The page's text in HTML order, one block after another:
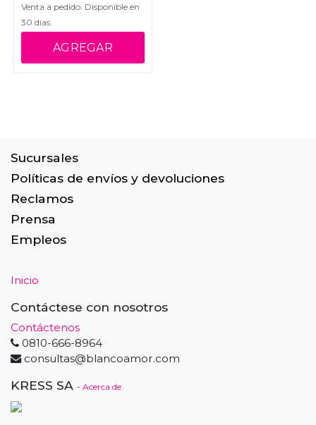
Venta a pedido. Disponible en
30 dias.
AGREGAR
Sucursales
Políticas de envíos y devoluciones
Reclamos
Prensa
Empleos
Inicio
Contáctese con nosotros
Contáctenos
0810-666-8964
consultas@blancoamor.com
KRESS SA - Acerca de